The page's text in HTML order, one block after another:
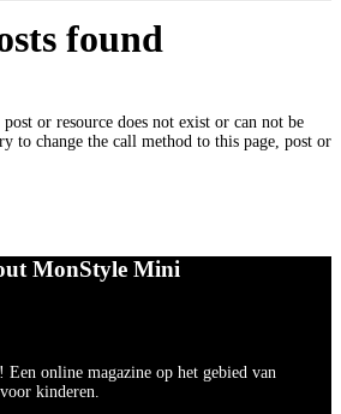
found
or resource does not exist or can not be
to change the call method to this page, post or
MonStyle Mini
online magazine op het gebied van
kinderen.